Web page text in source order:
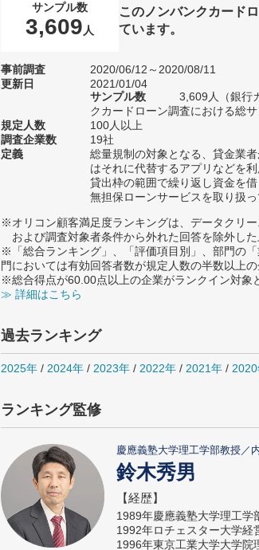
サンプル数
3,609 人
このノンバンクカード
ています。
事前調査
2020/06/12～2020/08/11
更新日
2021/01/04
サンプル数
3,609人（銀行
クカードローン調査における総サ
規定人数
100人以上
調査企業数
19社
定義
総量規制の対象となる、貸金業
はそれに代替するアプリなどを
貸出枠の範囲で繰り返し資金を
無担保ローンサービスを取り扱
※オリコン顧客満足度ランキングは、データクリ
および調査対象者条件から外れた回答を除外した
※「総合ランキング」、「評価項目別」、部門の
門においては有効回答者数が規定人数の半数以上
※総合得点が60.00点以上の企業がランクイン対象
≫ 詳細はこちら
過去ランキング
2025年 / 2024年 / 2023年 / 2022年 / 2021年 /
ランキング監修
慶應義塾大学理工学部教授／
鈴木秀男
【経歴】
1989年慶應義塾大学理工学
1992年ロチェスター大学経
1996年東京工業大学大学院